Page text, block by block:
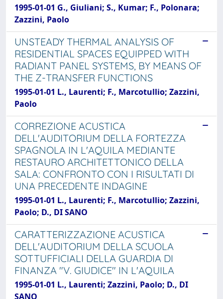
1995-01-01 G., Giuliani; S., Kumar; F., Polonara;
Zazzini, Paolo
UNSTEADY THERMAL ANALYSIS OF
RESIDENTIAL SPACES EQUIPPED WITH
RADIANT PANEL SYSTEMS, BY MEANS OF
THE Z-TRANSFER FUNCTIONS
1995-01-01 L., Laurenti; F., Marcotullio; Zazzini,
Paolo
CORREZIONE ACUSTICA
DELL'AUDITORIUM DELLA FORTEZZA
SPAGNOLA IN L'AQUILA MEDIANTE
RESTAURO ARCHITETTONICO DELLA
SALA: CONFRONTO CON I RISULTATI DI
UNA PRECEDENTE INDAGINE
1995-01-01 L., Laurenti; F., Marcotullio; Zazzini,
Paolo; D., DI SANO
CARATTERIZZAZIONE ACUSTICA
DELL'AUDITORIUM DELLA SCUOLA
SOTTUFFICIALI DELLA GUARDIA DI
FINANZA "V. GIUDICE" IN L'AQUILA
1995-01-01 L., Laurenti; Zazzini, Paolo; D., DI
SANO